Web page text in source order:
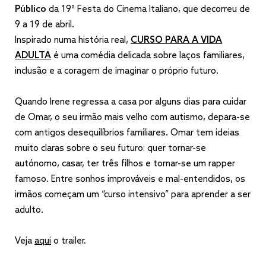
Público da 19ª Festa do Cinema Italiano, que decorreu de
9 a 19 de abril.
Inspirado numa história real, CURSO PARA A VIDA
ADULTA é uma comédia delicada sobre laços familiares,
inclusão e a coragem de imaginar o próprio futuro.
Quando Irene regressa a casa por alguns dias para cuidar
de Omar, o seu irmão mais velho com autismo, depara-se
com antigos desequilíbrios familiares. Omar tem ideias
muito claras sobre o seu futuro: quer tornar-se
autónomo, casar, ter três filhos e tornar-se um rapper
famoso. Entre sonhos improváveis e mal-entendidos, os
irmãos começam um “curso intensivo” para aprender a ser
adulto.
Veja aqui o trailer.